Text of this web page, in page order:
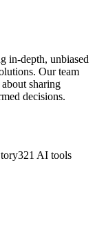
in-depth, unbiased
Our team
sharing
decisions.
AI tools